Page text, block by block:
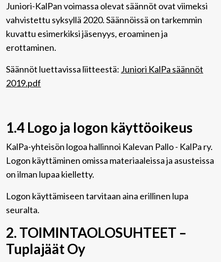
Juniori-KalPan voimassa olevat säännöt ovat viimeksi
vahvistettu syksyllä 2020. Säännöissä on tarkemmin
kuvattu esimerkiksi jäsenyys, eroaminen ja
erottaminen.
Säännöt luettavissa liitteestä: Juniori KalPa säännöt
2019.pdf
1.4 Logo ja logon käyttöoikeus
KalPa-yhteisön logoa hallinnoi Kalevan Pallo - KalPa ry.
Logon käyttäminen omissa materiaaleissa ja asusteissa
on ilman lupaa kielletty.
Logon käyttämiseen tarvitaan aina erillinen lupa
seuralta.
2. TOIMINTAOLOSUHTEET –
Tuplajäät Oy